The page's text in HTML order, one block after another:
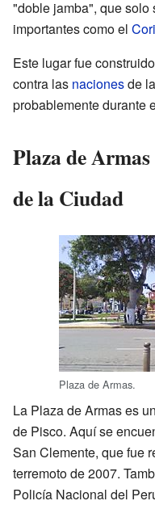
"doble jamba", que solo
importantes como el
Este lugar fue
contra las nacionesde
probablemente durante
Plaza de
de la Ciudad
Plaza de Armas.
La Plaza de Armas es
de Pisco. Aquí se
San Clemente, que fue
terremoto de 2007.
Policía Nacional del